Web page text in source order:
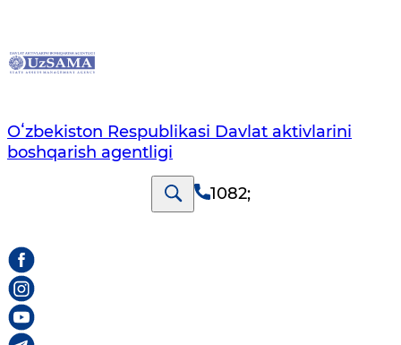
Oʻzbekiston Respublikasi Davlat aktivlarini
boshqarish agentligi
1082;